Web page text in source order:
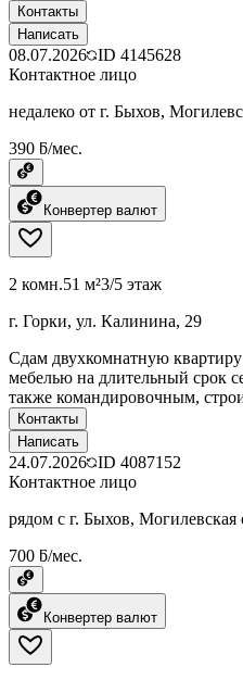
Контакты
Написать
08.07.2026 ID 4145628
Контактное лицо
недалеко от г. Быхов,
390 ƃ/мес.
Конвертер валют
2 комн.51 м²3/5 этаж
г. Горки, ул. Калинина, 29
Сдам двухкомнатную
мебелью на длительный срок
также командировочным,
Контакты
Написать
24.07.2026 ID 4087152
Контактное лицо
рядом с г. Быхов, Могилевская
700 ƃ/мес.
Конвертер валют